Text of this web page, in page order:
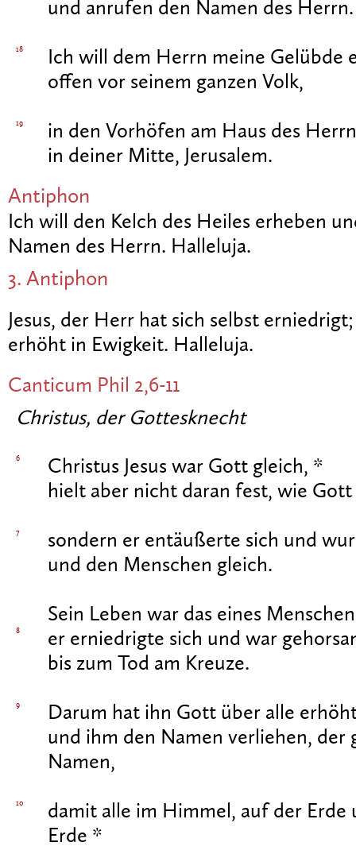
und anrufen den Namen des Herrn.
18
Ich will dem Herrn meine Gelübde
offen vor seinem ganzen Volk,
19
in den Vorhöfen am Haus des
in deiner Mitte, Jerusalem.
Antiphon
Ich will den Kelch des Heiles erheben
Namen des Herrn. Halleluja.
3. Antiphon
Jesus, der Herr hat sich selbst
erhöht in Ewigkeit. Halleluja.
Canticum Phil 2,6-11
Christus, der Gottesknecht
6
Christus Jesus war Gott gleich, *
hielt aber nicht daran fest, wie Gott
7
sondern er entäußerte sich und
und den Menschen gleich.
Sein Leben war das eines
8
er erniedrigte sich und war
bis zum Tod am Kreuze.
9
Darum hat ihn Gott über alle
und ihm den Namen verliehen, der
Namen,
10
damit alle im Himmel, auf der Erde
Erde *